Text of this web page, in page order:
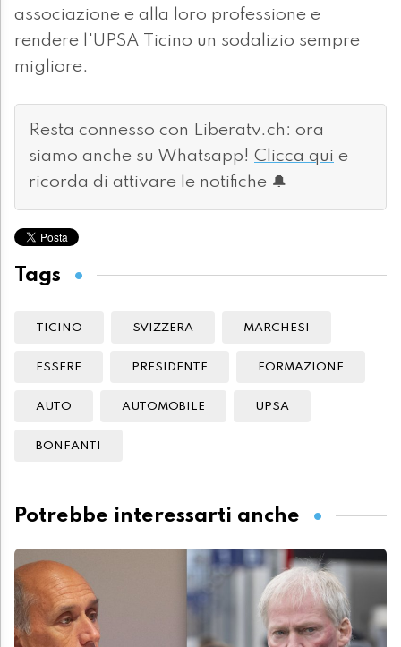
associazione e alla loro professione e
rendere l'UPSA Ticino un sodalizio sempre
migliore.
Resta connesso con Liberatv.ch: ora
siamo anche su Whatsapp! Clicca qui e
ricorda di attivare le notifiche 🔔
Tags
TICINO SVIZZERA MARCHESI
ESSERE PRESIDENTE FORMAZIONE
AUTO AUTOMOBILE UPSA
BONFANTI
Potrebbe interessarti anche